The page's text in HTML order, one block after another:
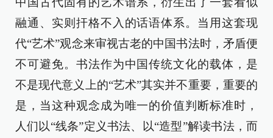
融通、实则扞格不入的话语体系。当用这套现
代“艺术”观念来审视古老的中国书法时，矛盾便
不可避免。书法作为中国传统文化的载体，是
不是现代意义上的“艺术”其实并不重要，重要的
是，当这种观念成为唯一的价值判断标准时，
人们以“线条”定义书法、以“造型”解读书法，而